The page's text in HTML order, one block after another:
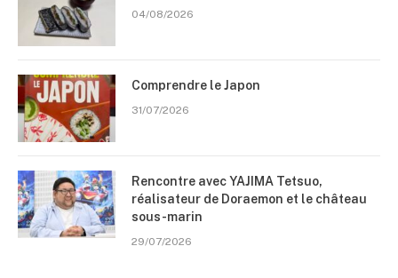
04/08/2026
Comprendre le Japon
31/07/2026
Rencontre avec YAJIMA Tetsuo,
réalisateur de Doraemon et le château
sous-marin
29/07/2026